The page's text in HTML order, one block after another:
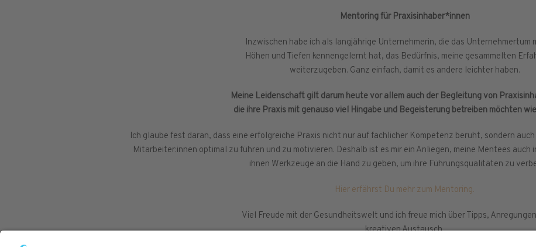
Mentoring für Praxisinhaber*innen
Inzwischen habe ich als langjährige Unternehmerin, die das Unternehmertum
Höhen und Tiefen kennengelernt hat, das Bedürfnis, meine gesammelten
weiterzugeben. Ganz einfach, damit es andere leichter haben.
Meine Leidenschaft gilt darum heute vor allem auch der Begleitung von
die ihre Praxis mit genauso viel Hingabe und Begeisterung betreiben möchten
Ich glaube fest daran, dass eine erfolgreiche Praxis nicht nur auf fachlicher Kompetenz beruht, sondern
Mitarbeiter:innen optimal zu führen und zu motivieren. Deshalb ist es mir ein Anliegen, meine Mentees
ihnen Werkzeuge an die Hand zu geben, um ihre Führungsqualitäten zu
Hier erfährst Du mehr zum Mentoring.
Viel Freude mit der Gesundheitswelt und ich freue mich über Tipps,
kreativen Austausch.